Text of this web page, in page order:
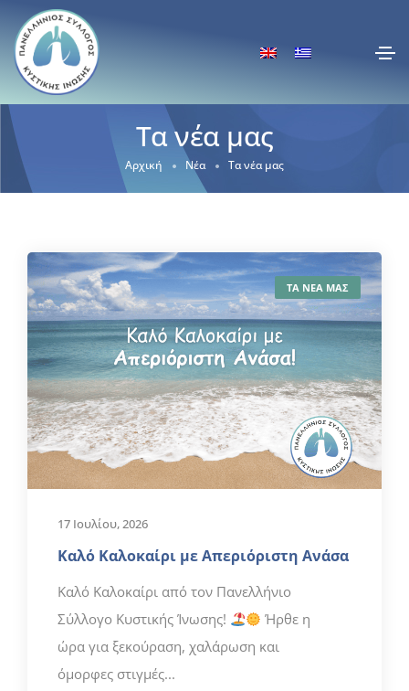
Τα νέα μας
Αρχική Νέα Τα νέα μας
ΤΑ ΝΕΑ ΜΑΣ
17 Ιουλίου, 2026
Καλό Καλοκαίρι με Απεριόριστη Ανάσα
Καλό Καλοκαίρι από τον Πανελλήνιο
Σύλλογο Κυστικής Ίνωσης!
Ήρθε η
ώρα για ξεκούραση, χαλάρωση και
όμορφες στιγμές...